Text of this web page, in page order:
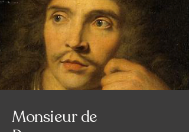
Monsieur de